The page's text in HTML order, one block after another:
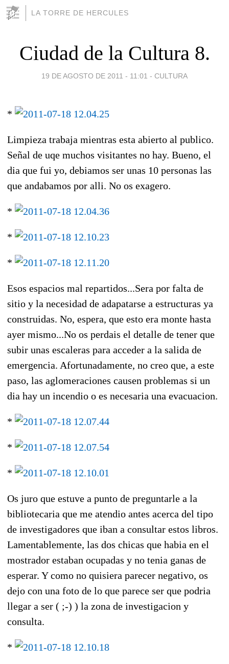
LA TORRE DE HERCULES
Ciudad de la Cultura 8.
19 DE AGOSTO DE 2011 - 11:01 - CULTURA
*
Limpieza trabaja mientras esta abierto al publico.
Señal de uqe muchos visitantes no hay. Bueno, el
dia que fui yo, debiamos ser unas 10 personas las
que andabamos por alli. No os exagero.
*
*
*
Esos espacios mal repartidos...Sera por falta de
sitio y la necesidad de adapatarse a estructuras ya
construidas. No, espera, que esto era monte hasta
ayer mismo...No os perdais el detalle de tener que
subir unas escaleras para acceder a la salida de
emergencia. Afortunadamente, no creo que, a este
paso, las aglomeraciones causen problemas si un
dia hay un incendio o es necesaria una evacuacion.
*
*
*
Os juro que estuve a punto de preguntarle a la
bibliotecaria que me atendio antes acerca del tipo
de investigadores que iban a consultar estos libros.
Lamentablemente, las dos chicas que habia en el
mostrador estaban ocupadas y no tenia ganas de
esperar. Y como no quisiera parecer negativo, os
dejo con una foto de lo que parece ser que podria
llegar a ser ( ;-) ) la zona de investigacion y
consulta.
*